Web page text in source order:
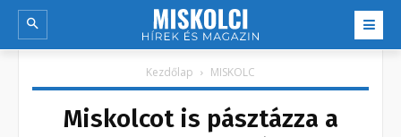
Kezdőlap MISKOLC
Miskolcot is pásztázza a